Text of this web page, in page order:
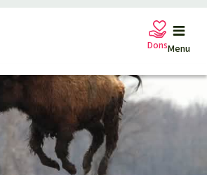
Menu
Dons
soutien est capital
général